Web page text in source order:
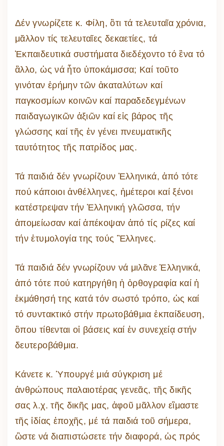
Δέν γνωρίζετε κ. Φίλη, ὃτι τά τελευταῖα χρόνια,
μᾶλλον τίς τελευταῖες δεκαετίες, τά
Ἐκπαιδευτικά συστήματα διεδέχοντο τό ἓνα τό
ἂλλο, ὡς νά ἦτο ὑποκάμισσα; Καί τοῦτο
γινόταν ἐρήμην τῶν ἀκαταλύτων καί
παγκοσμίων κοινῶν καί παραδεδεγμένων
παιδαγωγικῶν ἀξιῶν καί εἰς βάρος τῆς
γλώσσης καί τῆς ἐν γένει πνευματικῆς
ταυτότητος τῆς πατρίδος μας.
Τά παιδιά δέν γνωρίζουν Ἑλληνικά, ἀπό τότε
πού κάποιοι ἀνθέλληνες, ἡμέτεροι καί ξένοι
κατέστρεψαν τήν Ἑλληνική γλῶσσα, τήν
ἀπομείωσαν καί ἀπέκοψαν ἀπό τίς ρίζες καί
τήν ἐτυμολογία της τούς Ἓλληνες.
Τά παιδιά δέν γνωρίζουν νά μιλᾶνε Ἑλληνικά,
ἀπό τότε πού κατηργήθη ἡ ὀρθογραφία καί ἡ
ἐκμάθησή της κατά τόν σωστό τρόπο, ὡς καί
τό συντακτικό στήν πρωτοβάθμια ἐκπαίδευση,
ὃπου τίθενται οἱ βάσεις καί ἐν συνεχείᾳ στήν
δευτεροβάθμια.
Κάνετε κ. Ὑπουργέ μιά σύγκριση μέ
ἀνθρώπους παλαιοτέρας γενεᾶς, τῆς δικῆς
σας λ.χ. τῆς δικῆς μας, ἀφοῦ μᾶλλον εἲμαστε
τῆς ἰδίας ἐποχῆς, μέ τά παιδιά τοῦ σήμερα,
ὣστε νά διαπιστώσετε τήν διαφορά, ὡς πρός